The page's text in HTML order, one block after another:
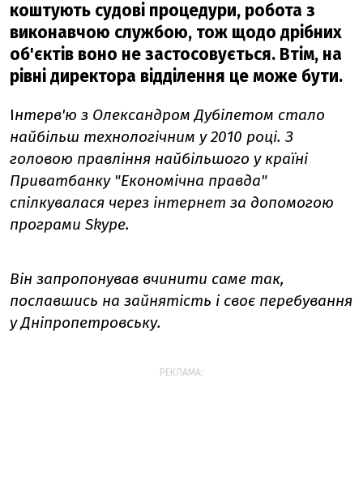
коштують судові процедури, робота з
виконавчою службою, тож щодо дрібних
об'єктів воно не застосовується. Втім, на
рівні директора відділення це може бути.
Інтерв'ю з Олександром Дубілетом стало
найбільш технологічним у 2010 році. З
головою правління найбільшого у країні
Приватбанку "Економічна правда"
спілкувалася через інтернет за допомогою
програми Skype.
Він запропонував вчинити саме так,
пославшись на зайнятість і своє перебування
у Дніпропетровську.
РЕКЛАМА: